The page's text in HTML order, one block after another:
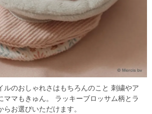
ルのおしゃれさはもちろんのこと 刺繍やア
ママもきゅん。
ラッキーブロッサム柄とラ
らお選びいただけます。